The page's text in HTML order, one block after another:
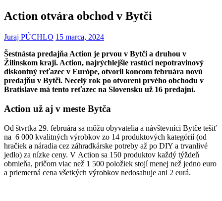
Action otvára obchod v Bytči
Juraj PÚCHLO 15 marca, 2024
Šestnásta predajňa Action je prvou v Bytči a druhou v
Žilinskom kraji. Action, najrýchlejšie rastúci nepotravinový
diskontný reťazec v Európe, otvoril koncom februára novú
predajňu v Bytči. Necelý rok po otvorení prvého obchodu v
Bratislave má tento reťazec na Slovensku už 16 predajní.
Action už aj v meste Bytča
Od štvrtka 29. februára sa môžu obyvatelia a návštevníci Bytče tešiť
na 6 000 kvalitných výrobkov zo 14 produktových kategórií (od
hračiek a náradia cez záhradkárske potreby až po DIY a trvanlivé
jedlo) za nízke ceny. V Action sa 150 produktov každý týždeň
obmieňa, pričom viac než 1 500 položiek stojí menej než jedno euro
a priemerná cena všetkých výrobkov nedosahuje ani 2 eurá.